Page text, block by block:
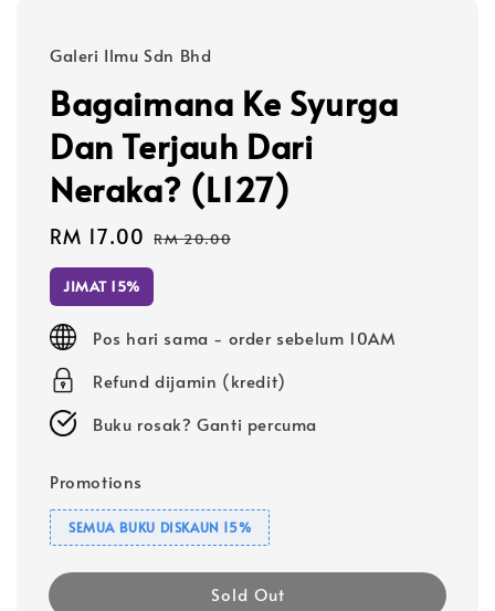
Galeri Ilmu Sdn Bhd
Bagaimana Ke Syurga
Dan Terjauh Dari
Neraka? (L127)
Sale
price
RM 17.00 Regular
RM 20.00
JIMAT 15%
Pos hari sama - order sebelum 10AM
Refund dijamin (kredit)
Buku rosak? Ganti percuma
Promotions
SEMUA BUKU DISKAUN 15%
Sold Out